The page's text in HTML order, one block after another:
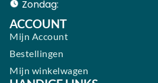
Zondag:
ACCOUNT
Mijn Account
Bestellingen
Mijn winkelwagen